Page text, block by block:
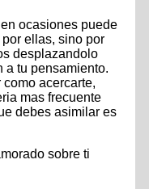
ocasiones puede
ellas, sino por
desplazandolo
a tu pensamiento.
acercarte,
mas frecuente
debes asimilar es
sobre ti